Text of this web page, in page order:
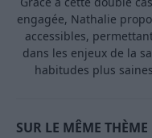
engagée, Nathalie
accessibles,
dans les enjeux de la
habitudes plus
SUR LE MÊME THÈME